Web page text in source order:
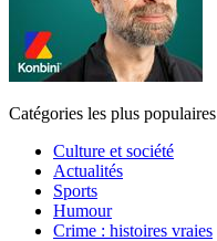
Catégories les plus populaires
Culture et société
Actualités
Sports
Humour
Crime : histoires vraies